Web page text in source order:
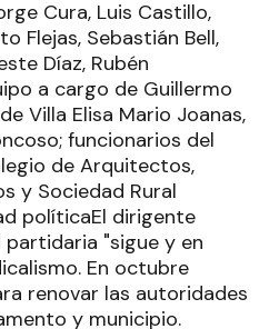
Cura, Luis Castillo,
Flejas, Sebastián Bell,
Díaz, Rubén
a cargo de Guillermo
Villa Elisa Mario Joanas,
funcionarios del
de Arquitectos,
y Sociedad Rural
políticaEl dirigente
"sigue y en
En octubre
renovar las autoridades
y municipio.